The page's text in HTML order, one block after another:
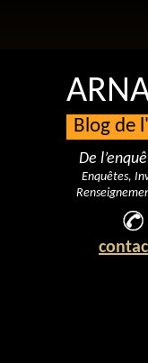
Blog de
De
Enquêtes,